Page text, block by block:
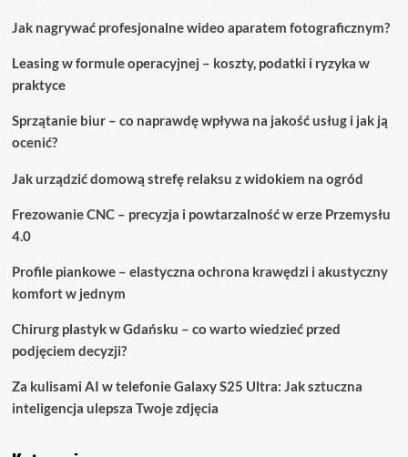
Jak nagrywać profesjonalne wideo aparatem fotograficznym?
Leasing w formule operacyjnej – koszty, podatki i ryzyka w
praktyce
Sprzątanie biur – co naprawdę wpływa na jakość usług i jak ją
ocenić?
Jak urządzić domową strefę relaksu z widokiem na ogród
Frezowanie CNC – precyzja i powtarzalność w erze Przemysłu
4.0
Profile piankowe – elastyczna ochrona krawędzi i akustyczny
komfort w jednym
Chirurg plastyk w Gdańsku – co warto wiedzieć przed
podjęciem decyzji?
Za kulisami AI w telefonie Galaxy S25 Ultra: Jak sztuczna
inteligencja ulepsza Twoje zdjęcia